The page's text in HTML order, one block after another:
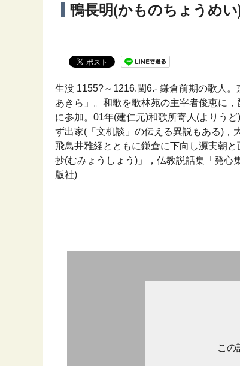
鴨長明(かものちょうめ
生没 1155?～1216.閏6.- 鎌倉前期の歌人
あきら」。和歌を歌林苑の主宰者俊恵に
に参加。01年(建仁元)和歌所寄人(よりう
ず出家(「文机談」の伝える異説もある)，
飛鳥井雅経とともに鎌倉に下向し源実朝
抄(むみょうしょう)」，仏教説話集「発心
版社)
この